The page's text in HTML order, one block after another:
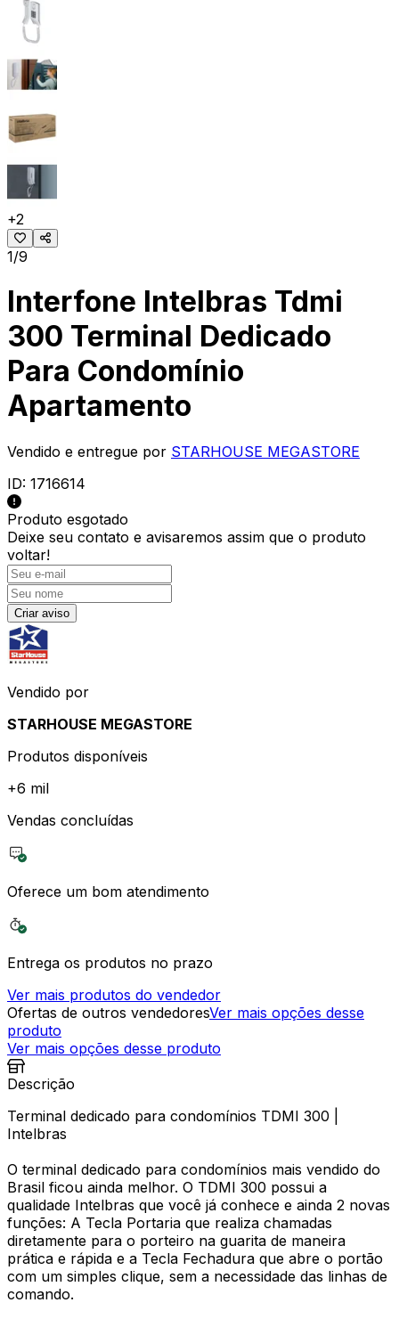
+2
1/9
Interfone Intelbras Tdmi
300 Terminal Dedicado
Para Condomínio
Apartamento
Vendido e entregue por STARHOUSE MEGASTORE
ID: 1716614
Produto esgotado
Deixe seu contato e avisaremos assim que o produto
voltar!
Criar aviso
Vendido por
STARHOUSE MEGASTORE
Produtos disponíveis
+6 mil
Vendas concluídas
Oferece um bom atendimento
Entrega os produtos no prazo
Ver mais produtos do vendedor
Ofertas de outros vendedoresVer mais opções desse
produto
Ver mais opções desse produto
Descrição
Terminal dedicado para condomínios TDMI 300 |
Intelbras
O terminal dedicado para condomínios mais vendido do
Brasil ficou ainda melhor. O TDMI 300 possui a
qualidade Intelbras que você já conhece e ainda 2 novas
funções: A Tecla Portaria que realiza chamadas
diretamente para o porteiro na guarita de maneira
prática e rápida e a Tecla Fechadura que abre o portão
com um simples clique, sem a necessidade das linhas de
comando.